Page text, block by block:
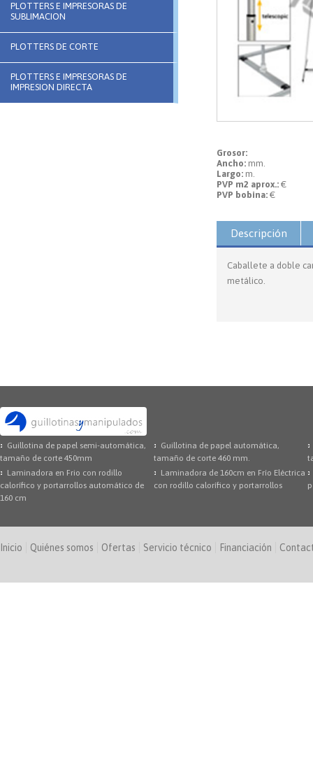
PLOTTERS E IMPRESORAS DE
SUBLIMACION
PLOTTERS DE CORTE
PLOTTERS E IMPRESORAS DE
IMPRESION DIRECTA
Grosor:
Ancho: mm.
Largo: m.
PVP m2 aprox.: €
PVP bobina: €
Descripción
Caballete a doble
metálico.
Guillotina de papel semi-automática,
tamaño de corte 450mm
Guillotina de papel automática,
tamaño de corte 460 mm.
Laminadora en Frio con rodillo
calorífico y portarrollos automático de
160 cm
Laminadora de 160cm en Frío Eléctrica
con rodillo calorífico y portarrollos
Inicio Quiénes somos Ofertas Servicio técnico Financiación